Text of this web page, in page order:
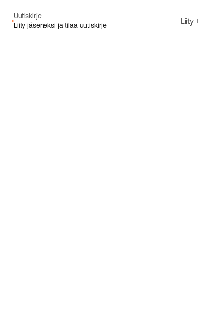
Uutiskirje
Liity jäseneksi ja tilaa uutiskirje
Liity